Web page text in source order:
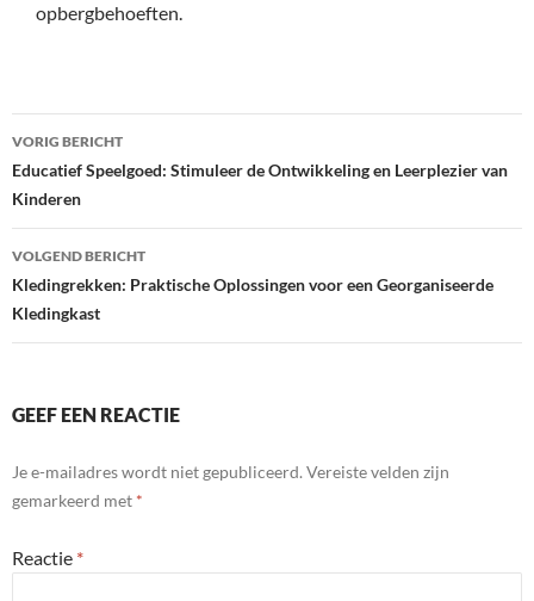
opbergbehoeften.
Bericht
navigatie
VORIG BERICHT
Educatief Speelgoed: Stimuleer de Ontwikkeling en Leerplezier van
Kinderen
VOLGEND BERICHT
Kledingrekken: Praktische Oplossingen voor een Georganiseerde
Kledingkast
GEEF EEN REACTIE
Je e-mailadres wordt niet gepubliceerd. Vereiste velden zijn
gemarkeerd met *
Reactie *